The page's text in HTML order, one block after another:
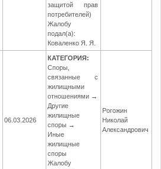
защитой прав
потребителей)
Жалобу
подал(а):
Коваленко Я. Я.
06.03.2026
КАТЕГОРИЯ:
Споры,
связанные с
жилищными
отношениями →
Другие
жилищные
споры →
Иные
жилищные
споры
Жалобу
Рогожин
Николай
Александрович